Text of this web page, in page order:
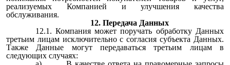
реализуемых Компанией и улучшения качества
обслуживания.
12. Передача Данных
12.1. Компания может поручать обработку Данных
третьим лицам исключительно с согласия субъекта Данных.
Также Данные могут передаваться третьим лицам в
следующих случаях: